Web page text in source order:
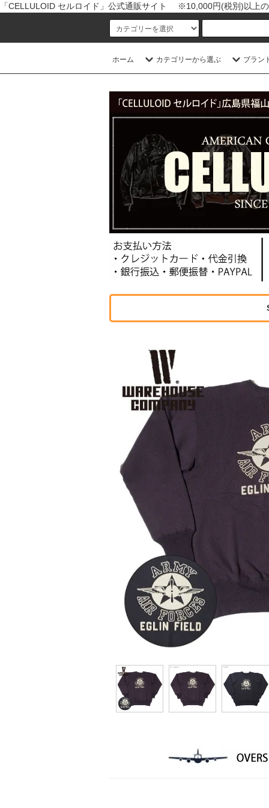
「CELLULOID セルロイド」公式通販サイト ※10,000円(税別)以上
ホーム カテゴリーから選ぶ ブラン